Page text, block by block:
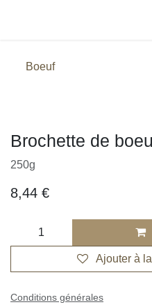
Boeuf
Brochette de
250g
8,44 €
Ajouter à
Conditions générales